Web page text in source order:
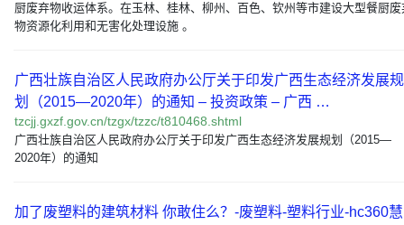
厨废弃物收运体系。在玉林、桂林、柳州、百色、钦州等市建设大型餐厨废
物资源化利用和无害化处理设施 。
广西壮族自治区人民政府办公厅关于印发广西生态经济发展规
划（2015—2020年）的通知 – 投资政策 – 广西 …
tzcjj.gxzf.gov.cn/tzgx/tzzc/t810468.shtml
广西壮族自治区人民政府办公厅关于印发广西生态经济发展规划（2015—
2020年）的通知
加了废塑料的建筑材料 你敢住么？-废塑料-塑料行业-hc360慧